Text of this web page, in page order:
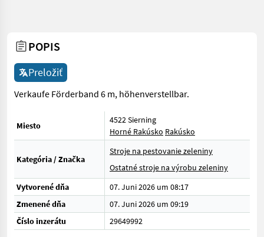
POPIS
Preložiť
Verkaufe Förderband 6 m, höhenverstellbar.
Miesto
4522 Sierning
Horné Rakúsko Rakúsko
Kategória / Značka
Stroje na pestovanie zeleniny
Ostatné stroje na výrobu zeleniny
Vytvorené dňa
07. Juni 2026 um 08:17
Zmenené dňa
07. Juni 2026 um 09:19
Číslo inzerátu
29649992